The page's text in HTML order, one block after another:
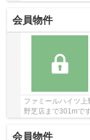
会員物件
ファミールハイツ
野芝店まで301mで
会員物件